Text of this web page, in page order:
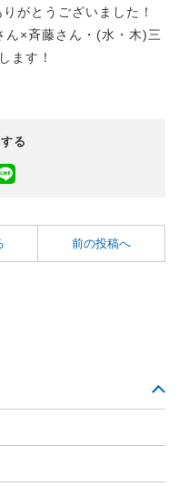
がとうございました！
×斉藤さん・(水・木)三
ます！
る
前の投稿へ